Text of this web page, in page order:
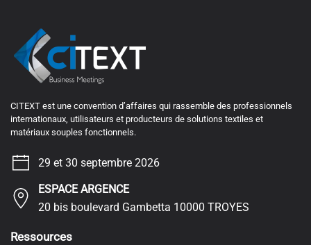
CITEXT est une convention d’affaires qui rassemble des professionnels
internationaux, utilisateurs et producteurs de solutions textiles et
matériaux souples fonctionnels.
29 et 30 septembre 2026
ESPACE ARGENCE
20 bis boulevard Gambetta 10000 TROYES
Ressources